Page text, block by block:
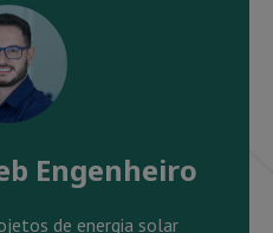
Engenheiro
de energia solar